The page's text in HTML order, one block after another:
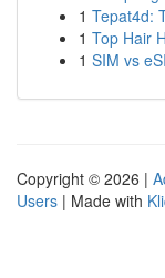
1 Tepat4d:
1 Top Hair
1 SIM vs
Copyright © 2026 |
Users | Made with